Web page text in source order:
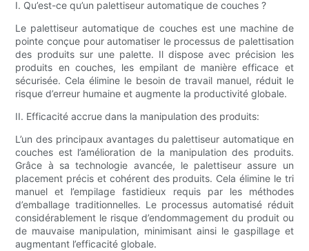
I. Qu’est-ce qu’un palettiseur automatique de couches ?
Le palettiseur automatique de couches est une machine de
pointe conçue pour automatiser le processus de palettisation
des produits sur une palette. Il dispose avec précision les
produits en couches, les empilant de manière efficace et
sécurisée. Cela élimine le besoin de travail manuel, réduit le
risque d’erreur humaine et augmente la productivité globale.
II. Efficacité accrue dans la manipulation des produits:
L’un des principaux avantages du palettiseur automatique en
couches est l’amélioration de la manipulation des produits.
Grâce à sa technologie avancée, le palettiseur assure un
placement précis et cohérent des produits. Cela élimine le tri
manuel et l’empilage fastidieux requis par les méthodes
d’emballage traditionnelles. Le processus automatisé réduit
considérablement le risque d’endommagement du produit ou
de mauvaise manipulation, minimisant ainsi le gaspillage et
augmentant l’efficacité globale.